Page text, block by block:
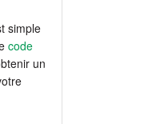
simple
code
un